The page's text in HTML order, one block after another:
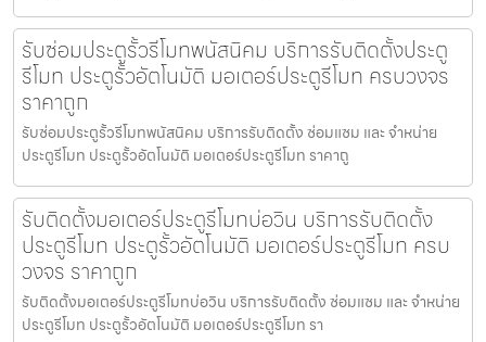
รับซ่อมประตูรั้วรีโมทพนัสนิคม บริการรับติดตั้งประตู
รีโมท ประตูรั้วอัตโนมัติ มอเตอร์ประตูรีโมท ครบวงจร
ราคาถูก
รับซ่อมประตูรั้วรีโมทพนัสนิคม บริการรับติดตั้ง ซ่อมแซม และ จำหน่าย
ประตูรีโมท ประตูรั้วอัตโนมัติ มอเตอร์ประตูรีโมท ราคาถู
รับติดตั้งมอเตอร์ประตูรีโมทบ่อวิน บริการรับติดตั้ง
ประตูรีโมท ประตูรั้วอัตโนมัติ มอเตอร์ประตูรีโมท ครบ
วงจร ราคาถูก
รับติดตั้งมอเตอร์ประตูรีโมทบ่อวิน บริการรับติดตั้ง ซ่อมแซม และ จำหน่าย
ประตูรีโมท ประตูรั้วอัตโนมัติ มอเตอร์ประตูรีโมท รา